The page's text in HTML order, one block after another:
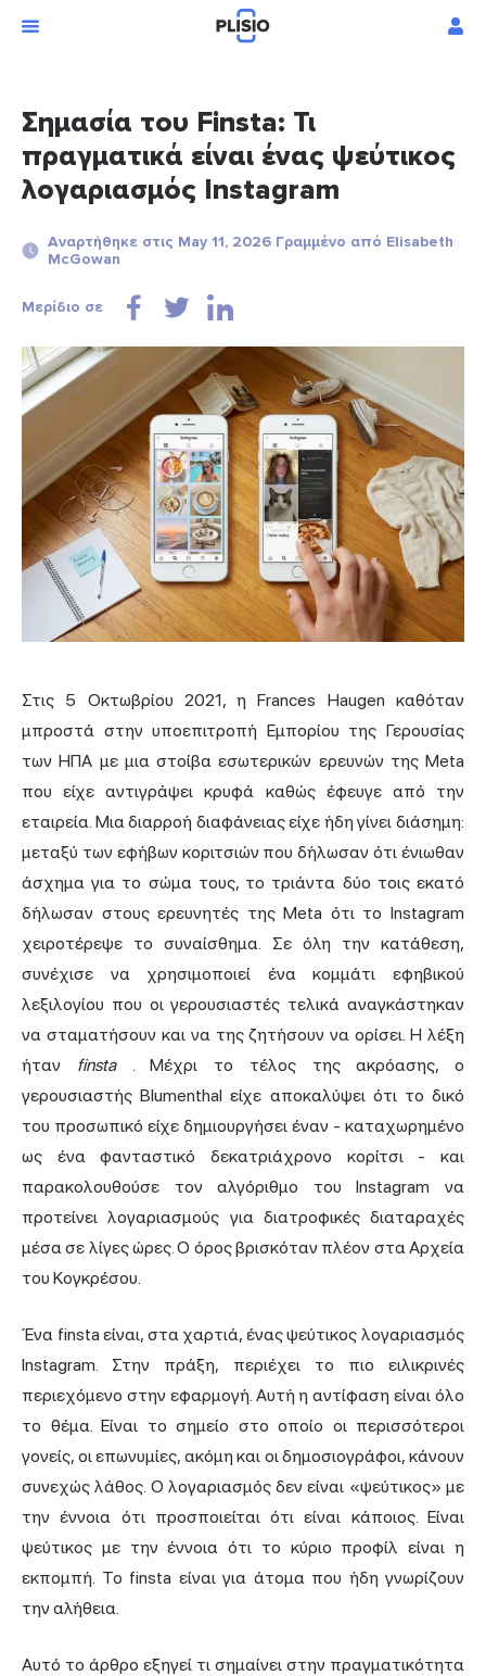
Σημασία του Finsta: Τι
πραγματικά είναι ένας ψεύτικος
λογαριασμός Instagram
Αναρτήθηκε στις May 11, 2026 Γραμμένο από Elisabeth
McGowan
Μερίδιο σε
Στις 5 Οκτωβρίου 2021, η Frances Haugen καθόταν
μπροστά στην υποεπιτροπή Εμπορίου της Γερουσίας
των ΗΠΑ με μια στοίβα εσωτερικών ερευνών της Meta
που είχε αντιγράψει κρυφά καθώς έφευγε από την
εταιρεία. Μια διαρροή διαφάνειας είχε ήδη γίνει διάσημη:
μεταξύ των εφήβων κοριτσιών που δήλωσαν ότι ένιωθαν
άσχημα για το σώμα τους, το τριάντα δύο τοις εκατό
δήλωσαν στους ερευνητές της Meta ότι το Instagram
χειροτέρεψε το συναίσθημα. Σε όλη την κατάθεση,
συνέχισε να χρησιμοποιεί ένα κομμάτι εφηβικού
λεξιλογίου που οι γερουσιαστές τελικά αναγκάστηκαν
να σταματήσουν και να της ζητήσουν να ορίσει. Η λέξη
ήταν finsta. Μέχρι το τέλος της ακρόασης, ο
γερουσιαστής Blumenthal είχε αποκαλύψει ότι το δικό
του προσωπικό είχε δημιουργήσει έναν - καταχωρημένο
ως ένα φανταστικό δεκατριάχρονο κορίτσι - και
παρακολουθούσε τον αλγόριθμο του Instagram να
προτείνει λογαριασμούς για διατροφικές διαταραχές
μέσα σε λίγες ώρες. Ο όρος βρισκόταν πλέον στα Αρχεία
του Κογκρέσου.
Ένα finsta είναι, στα χαρτιά, ένας ψεύτικος λογαριασμός
Instagram. Στην πράξη, περιέχει το πιο ειλικρινές
περιεχόμενο στην εφαρμογή. Αυτή η αντίφαση είναι όλο
το θέμα. Είναι το σημείο στο οποίο οι περισσότεροι
γονείς, οι επωνυμίες, ακόμη και οι δημοσιογράφοι, κάνουν
συνεχώς λάθος. Ο λογαριασμός δεν είναι «ψεύτικος» με
την έννοια ότι προσποιείται ότι είναι κάποιος. Είναι
ψεύτικος με την έννοια ότι το κύριο προφίλ είναι η
εκπομπή. Το finsta είναι για άτομα που ήδη γνωρίζουν
την αλήθεια.
Αυτό το άρθρο εξηγεί τι σημαίνει στην πραγματικότητα